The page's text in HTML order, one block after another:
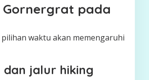
Gornergrat pada
waktu akan memengaruhi
jalur hiking